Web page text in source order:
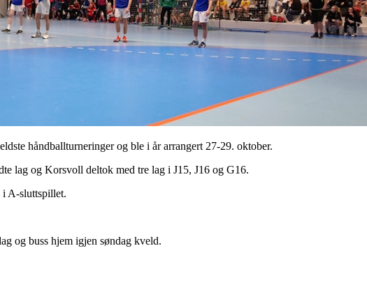
håndballturneringer og ble i år arrangert 27-29. oktober.
lag og Korsvoll deltok med tre lag i J15, J16 og G16.
i A-sluttspillet.
og buss hjem igjen søndag kveld.